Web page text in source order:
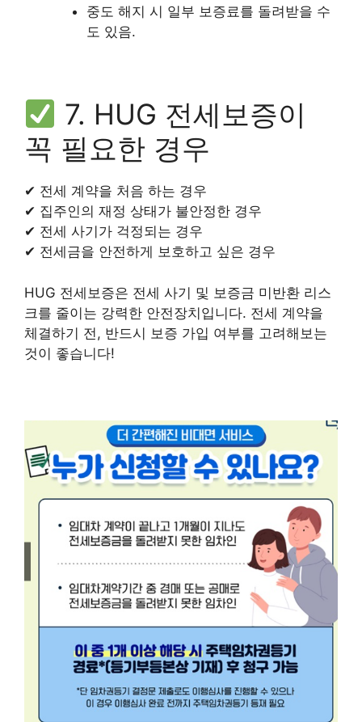
중도 해지 시 일부 보증료를 돌려받을 수
도 있음.
7. HUG 전세보증이
꼭 필요한 경우
✔ 전세 계약을 처음 하는 경우
✔ 집주인의 재정 상태가 불안정한 경우
✔ 전세 사기가 걱정되는 경우
✔ 전세금을 안전하게 보호하고 싶은 경우
HUG 전세보증은 전세 사기 및 보증금 미반환 리스
크를 줄이는 강력한 안전장치입니다. 전세 계약을
체결하기 전, 반드시 보증 가입 여부를 고려해보는
것이 좋습니다!